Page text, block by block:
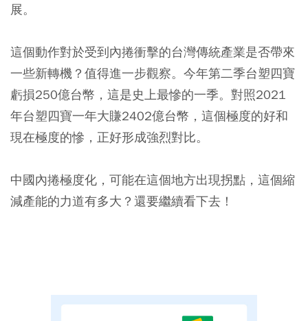
展。
這個動作對於受到內捲衝擊的台灣傳統產業是否帶來
一些新轉機？值得進一步觀察。今年第二季台塑四寶
虧損250億台幣，這是史上最慘的一季。對照2021
年台塑四寶一年大賺2402億台幣，這個極度的好和
現在極度的慘，正好形成強烈對比。
中國內捲極度化，可能在這個地方出現拐點，這個縮
減產能的力道有多大？還要繼續看下去！